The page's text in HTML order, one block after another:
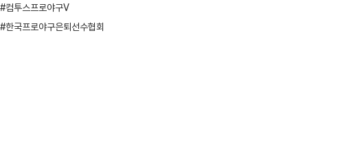
컴투스프로야구V
한국프로야구은퇴선수협회